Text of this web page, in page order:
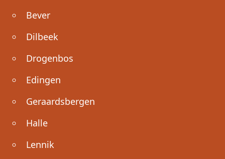
Bever
Dilbeek
Drogenbos
Edingen
Geraardsbergen
Halle
Lennik